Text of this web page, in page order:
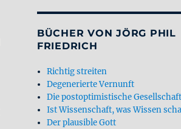
BÜCHER VON JÖRG PHIL
FRIEDRICH
Richtig streiten
Degenerierte Vernunft
Die postoptimistische Gesellschaft
Ist Wissenschaft, was Wissen
Der plausible Gott